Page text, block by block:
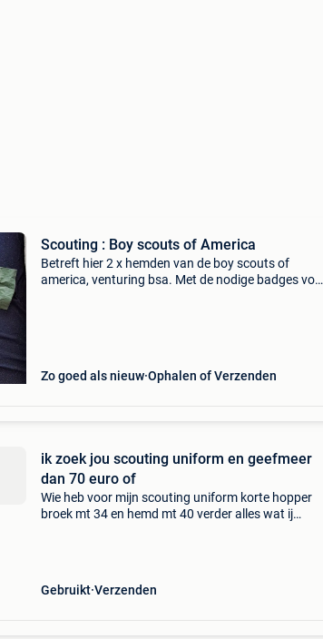
Scouting : Boy scouts of America
Betreft hier 2 x hemden van de boy scouts of
america, venturing bsa. Met de nodige badges voor
Zo goed als nieuw Ophalen of Verzenden
ik zoek jou scouting uniform en geefmeer
dan 70 euro of
Wie heb voor mijn scouting uniform korte hopper
broek mt 34 en hemd mt 40 verder alles wat ij
Gebruikt Verzenden